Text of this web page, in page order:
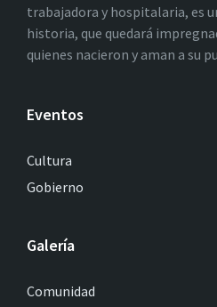
trabajadora y hospitalaria, es
historia, que quedará
quienes nacieron y aman a su
Eventos
Cultura
Gobierno
Galería
Comunidad